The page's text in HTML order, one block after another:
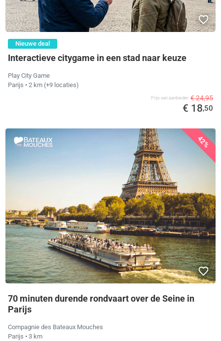
Nieuwe deal
Interactieve citygame in een stad naar keuze
Play City Game
Parijs • 2 km (+9 locaties)
Prijs van aanbieder € 24,95
€ 18,50
42%
70 minuten durende rondvaart over de Seine in
Parijs
Compagnie des Bateaux Mouches
Parijs • 3 km